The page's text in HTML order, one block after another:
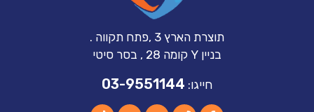
תוצרת הארץ 3 ,פתח תקווה .
בניין Y קומה 28 , בסר סיטי
חייגו: 03-9551144